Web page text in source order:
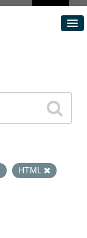
HTML